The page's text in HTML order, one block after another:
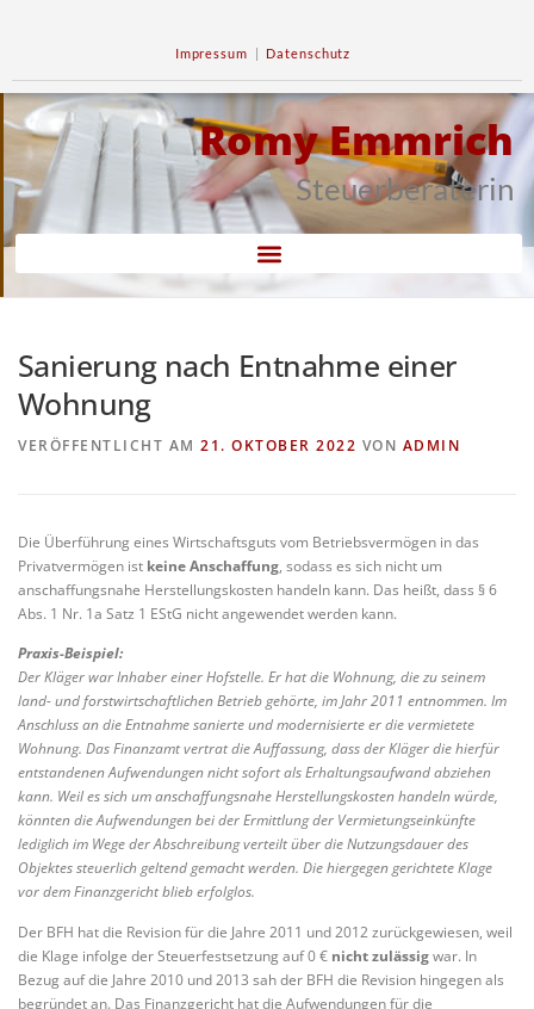
Impressum | Datenschutz
Romy Emmrich
Steuerberaterin
Sanierung nach Entnahme einer
Wohnung
VERÖFFENTLICHT AM 21. OKTOBER 2022 VON ADMIN
Die Überführung eines Wirtschaftsguts vom Betriebsvermögen in das
Privatvermögen ist keine Anschaffung, sodass es sich nicht um
anschaffungsnahe Herstellungskosten handeln kann. Das heißt, dass § 6
Abs. 1 Nr. 1a Satz 1 EStG nicht angewendet werden kann.
Praxis-Beispiel:
Der Kläger war Inhaber einer Hofstelle. Er hat die Wohnung, die zu seinem
land- und forstwirtschaftlichen Betrieb gehörte, im Jahr 2011 entnommen. Im
Anschluss an die Entnahme sanierte und modernisierte er die vermietete
Wohnung. Das Finanzamt vertrat die Auffassung, dass der Kläger die hierfür
entstandenen Aufwendungen nicht sofort als Erhaltungsaufwand abziehen
kann. Weil es sich um anschaffungsnahe Herstellungskosten handeln würde,
könnten die Aufwendungen bei der Ermittlung der Vermietungseinkünfte
lediglich im Wege der Abschreibung verteilt über die Nutzungsdauer des
Objektes steuerlich geltend gemacht werden. Die hiergegen gerichtete Klage
vor dem Finanzgericht blieb erfolglos.
Der BFH hat die Revision für die Jahre 2011 und 2012 zurückgewiesen, weil
die Klage infolge der Steuerfestsetzung auf 0 € nicht zulässigwar. In
Bezug auf die Jahre 2010 und 2013 sah der BFH die Revision hingegen als
begründet an. Das Finanzgericht hat die Aufwendungen für die